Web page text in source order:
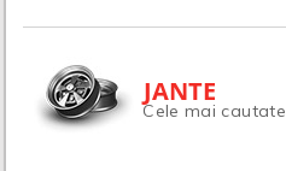
JANTE
Cele mai cautate